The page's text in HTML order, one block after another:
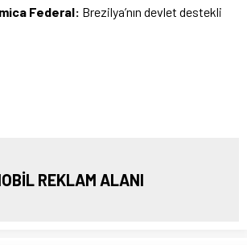
Federal: Brezilya’nın devlet destekli
REKLAM ALANI